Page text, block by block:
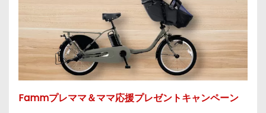
Fammプレママ＆ママ応援プレゼントキャンペーン